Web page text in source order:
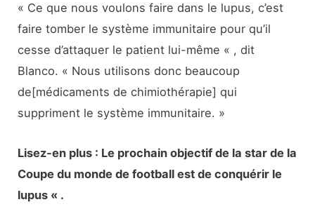
« Ce que nous voulons faire dans le lupus, c’est
faire tomber le système immunitaire pour qu’il
cesse d’attaquer le patient lui-même « , dit
Blanco. « Nous utilisons donc beaucoup
de[médicaments de chimiothérapie] qui
suppriment le système immunitaire. »
Lisez-en plus : Le prochain objectif de la star de la
Coupe du monde de football est de conquérir le
lupus « .